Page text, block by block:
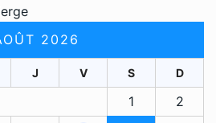
2026
J V S D
1
2